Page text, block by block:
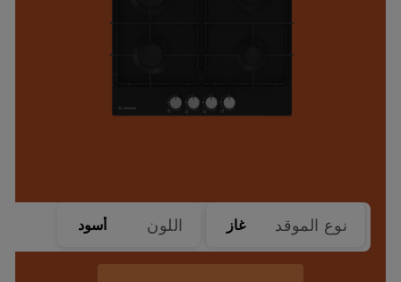
نوع الموقد غاز اللون أسود